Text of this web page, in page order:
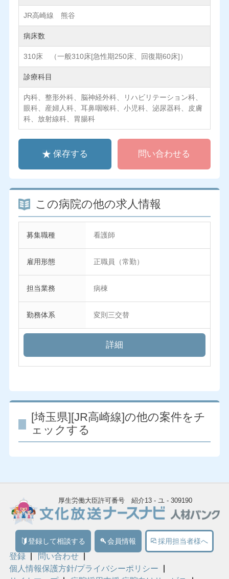
JR高崎線 熊谷
病床数
310床 （一般310床[急性期250床、回復期60床]）
診療科目
内科、整形外科、脳神経外科、リハビリテーション科、
眼科、産婦人科、耳鼻咽喉科、小児科、泌尿器科、皮膚
科、放射線科、胃腸科
保存する 問い合わせる
この病院の他の求人情報
募集職種 看護師
雇用形態 正職員（常勤）
担当業務 病棟
勤務体系 変則三交替
詳細
[埼玉県][JR高崎線]の他の案件をチ
ェックする
厚生労働大臣許可番号 紹介13 - ユ - 309190
登録して相談する 会員情報 採用担当者様へ
登録
問い合わせ
個人情報保護方針/プライバシーポリシー